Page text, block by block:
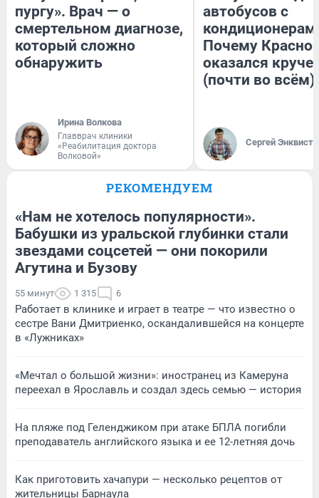
пургу». Врач — о
смертельном диагнозе,
который сложно
обнаружить
Ирина Волкова
Главврач клиники
«Реабилитация доктора
Волковой»
автобусов с
Почему
оказался
(почти во всём)
Сергей Энквист
РЕКОМЕНДУЕМ
«Нам не хотелось популярности».
Бабушки из уральской глубинки стали
звездами соцсетей — они покорили
Агутина и Бузову
55 минут 1 315 6
Работает в клинике и играет в театре — что известно о
сестре Вани Дмитриенко, оскандалившейся на концерте
в «Лужниках»
«Мечтал о большой жизни»: иностранец из Камеруна
переехал в Ярославль и создал здесь семью — история
На пляже под Геленджиком при атаке БПЛА погибли
преподаватель английского языка и ее 12-летняя дочь
Как приготовить хачапури — несколько рецептов от
жительницы Барнаула